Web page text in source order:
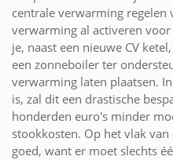
centrale verwarming regelen
verwarming al activeren
je, naast een nieuwe CV
een zonneboiler ter
verwarming laten plaatsen.
is, zal dit een drastische
honderden euro's minder
stookkosten. Op het vlak
goed, want er moet slechts